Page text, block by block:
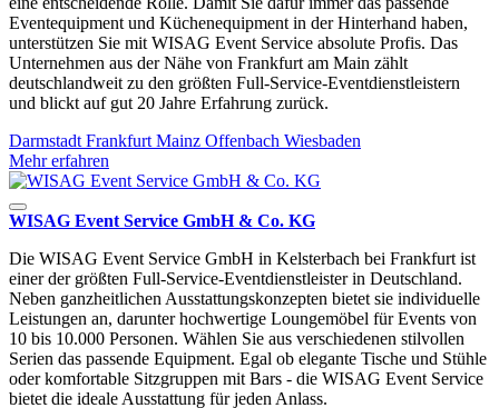
Eventequipment und Küchenequipment in der Hinterhand haben,
unterstützen Sie mit WISAG Event Service absolute Profis. Das
Unternehmen aus der Nähe von Frankfurt am Main zählt
deutschlandweit zu den größten Full-Service-Eventdienstleistern
und blickt auf gut 20 Jahre Erfahrung zurück.
Darmstadt Frankfurt Mainz Offenbach Wiesbaden
Mehr erfahren
WISAG Event Service GmbH & Co. KG
Die WISAG Event Service GmbH in Kelsterbach bei Frankfurt ist
einer der größten Full-Service-Eventdienstleister in Deutschland.
Neben ganzheitlichen Ausstattungskonzepten bietet sie individuelle
Leistungen an, darunter hochwertige Loungemöbel für Events von
10 bis 10.000 Personen. Wählen Sie aus verschiedenen stilvollen
Serien das passende Equipment. Egal ob elegante Tische und Stühle
oder komfortable Sitzgruppen mit Bars - die WISAG Event Service
bietet die ideale Ausstattung für jeden Anlass.